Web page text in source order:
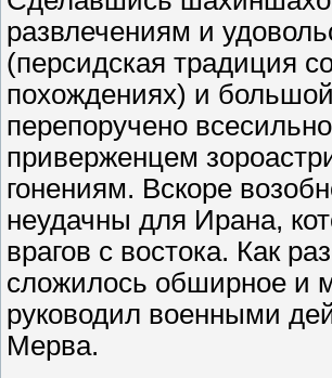
развлечениям и
(персидская традиция
похождениях) и
перепоручено
приверженцем
гонениям. Вскоре
неудачны для Ирана,
врагов с востока. Как
сложилось обширное и
руководил военными
Мерва.